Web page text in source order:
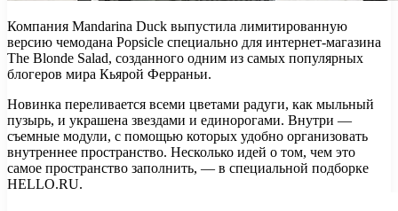
Компания Mandarina Duck выпустила лимитированную
версию чемодана Popsicle специально для интернет-магазина
The Blonde Salad, созданного одним из самых популярных
блогеров мира Кьярой Ферраньи.
Новинка переливается всеми цветами радуги, как мыльный
пузырь, и украшена звездами и единорогами. Внутри —
съемные модули, с помощью которых удобно организовать
внутреннее пространство. Несколько идей о том, чем это
самое пространство заполнить, — в специальной подборке
HELLO.RU.